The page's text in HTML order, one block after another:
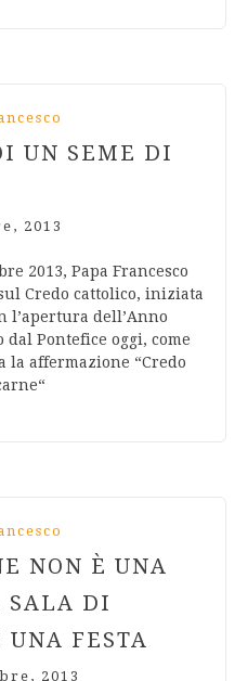
UN SEME DI
2013
2013, Papa Francesco
Credo cattolico, iniziata
l’apertura dell’Anno
Pontefice oggi, come
la affermazione “Credo
NON È UNA
SALA DI
UNA FESTA
2013